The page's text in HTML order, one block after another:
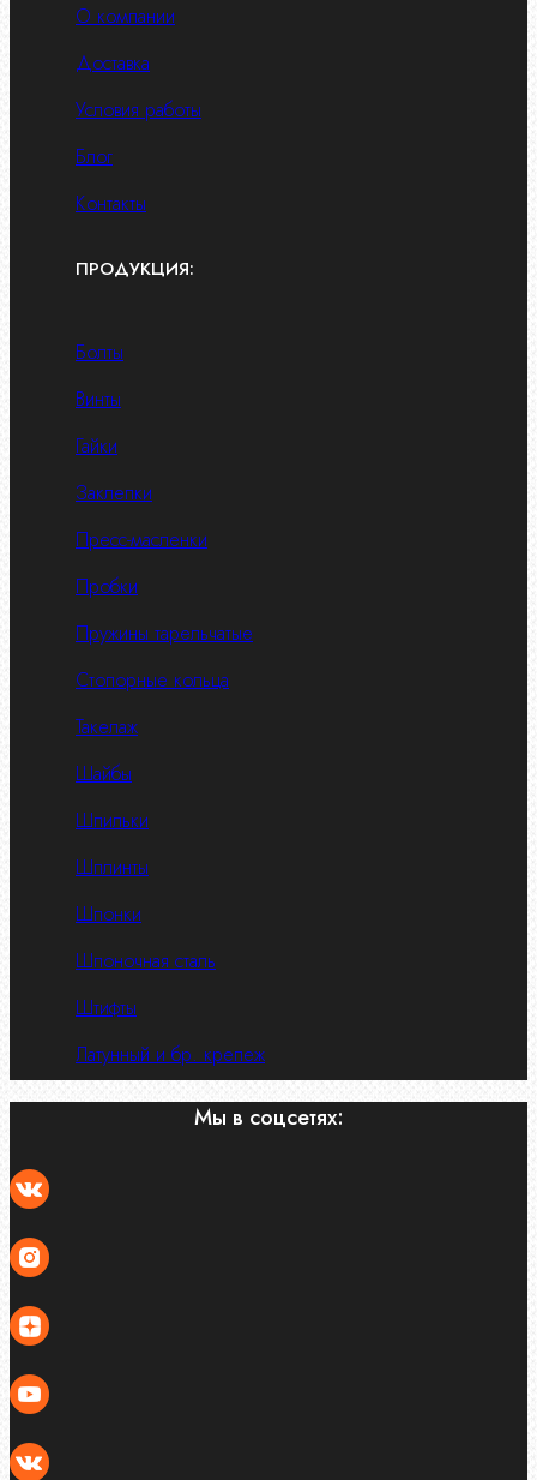
О компании
Доставка
Условия работы
Блог
Контакты
ПРОДУКЦИЯ:
Болты
Винты
Гайки
Заклепки
Пресс-масленки
Пробки
Пружины тарельчатые
Стопорные кольца
Такелаж
Шайбы
Шпильки
Шплинты
Шпонки
Шпоночная сталь
Штифты
Латунный и бр. крепеж
Мы в соцсетях: